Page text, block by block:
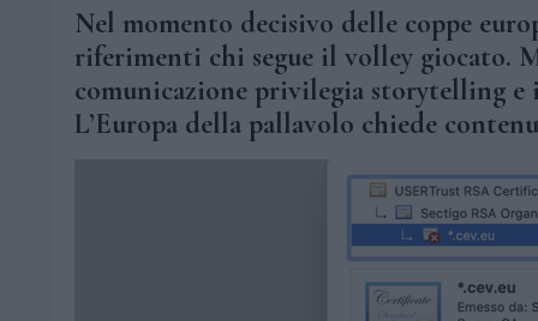
Nel momento decisivo delle coppe
riferimenti chi segue il volley giocato.
comunicazione privilegia storytelling
L’Europa della pallavolo chiede